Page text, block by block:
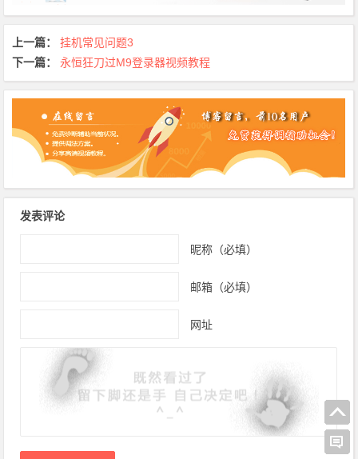
上一篇：
挂机常见问题3
下一篇：
永恒狂刀过M9登录器视频教程
发表评论
昵称（必填）
邮箱（必填）
网址